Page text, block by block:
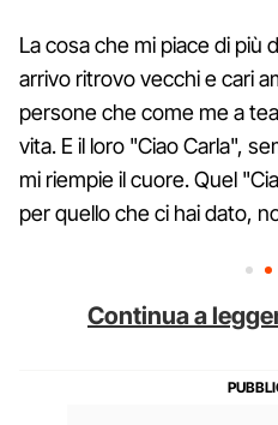
La cosa che mi piace di più
arrivo ritrovo vecchi e cari
persone che come me a
vita. E il loro "Ciao Carla",
mi riempie il cuore. Quel
per quello che ci hai dato,
Continua a